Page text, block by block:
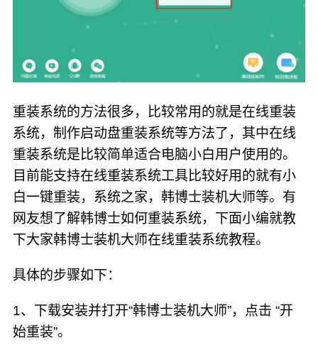
重装系统的方法很多，比较常用的就是在线重装
系统，制作启动盘重装系统等方法了，其中在线
重装系统是比较简单适合电脑小白用户使用的。
目前能支持在线重装系统工具比较好用的就有小
白一键重装，系统之家，韩博士装机大师等。有
网友想了解韩博士如何重装系统，下面小编就教
下大家韩博士装机大师在线重装系统教程。
具体的步骤如下：
1、下载安装并打开“韩博士装机大师”，点击 “开
始重装”。